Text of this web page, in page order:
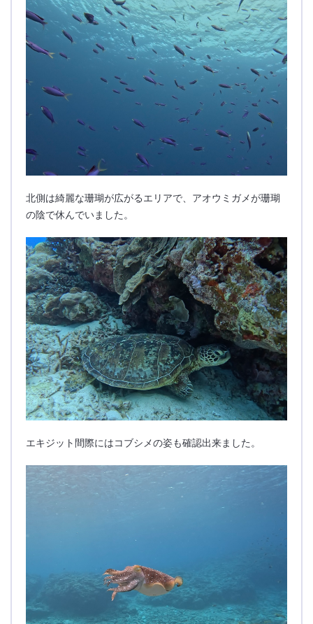
北側は綺麗な珊瑚が広がるエリアで、アオウミガメが珊瑚
の陰で休んでいました。
エキジット間際にはコブシメの姿も確認出来ました。